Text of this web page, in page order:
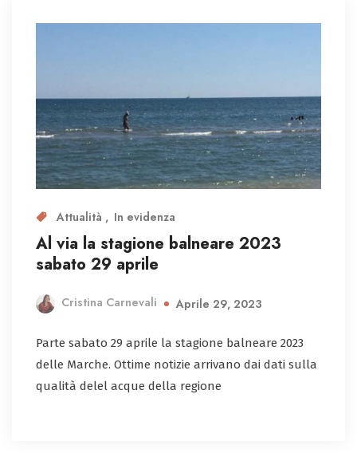
Attualità In evidenza
Al via la stagione balneare 2023
sabato 29 aprile
Cristina Carnevali Aprile 29, 2023
Parte sabato 29 aprile la stagione balneare 2023
delle Marche. Ottime notizie arrivano dai dati sulla
qualità delel acque della regione